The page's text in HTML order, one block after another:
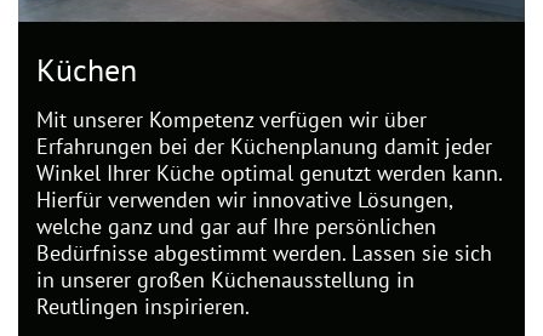
Küchen
Mit unserer Kompetenz verfügen wir über
Erfahrungen bei der Küchenplanung damit jeder
Winkel Ihrer Küche optimal genutzt werden kann.
Hierfür verwenden wir innovative Lösungen,
welche ganz und gar auf Ihre persönlichen
Bedürfnisse abgestimmt werden. Lassen sie sich
in unserer großen Küchenausstellung in
Reutlingen inspirieren.